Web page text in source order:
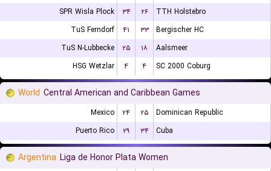
SPR Wisla Plock
۳۴ ۲۶
TTH Holstebro
TuS Ferndorf
۴۱ ۳۳
Bergischer HC
TuS N-Lubbecke
۲۵ ۱۸
Aalsmeer
HSG Wetzlar
۴ ۴ SC 2000 Coburg
World Central American and Caribbean Games
Mexico ۲۴ ۲۵
Dominican Republic
Puerto Rico
۲۹ ۳۴ Cuba
Argentina Liga de Honor Plata Women